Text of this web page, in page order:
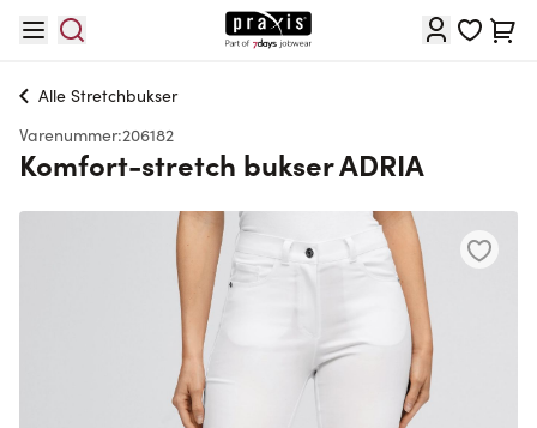
Cart
Alle Stretchbukser
Varenummer:206182
Komfort-stretch bukser ADRIA